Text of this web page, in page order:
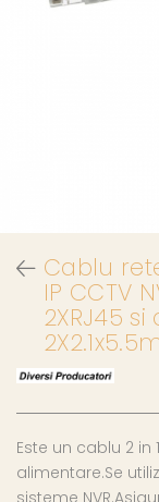
Cablu
IP CCTV
2XRJ45
Este un cablu 2 in
alimentare.Se
sisteme